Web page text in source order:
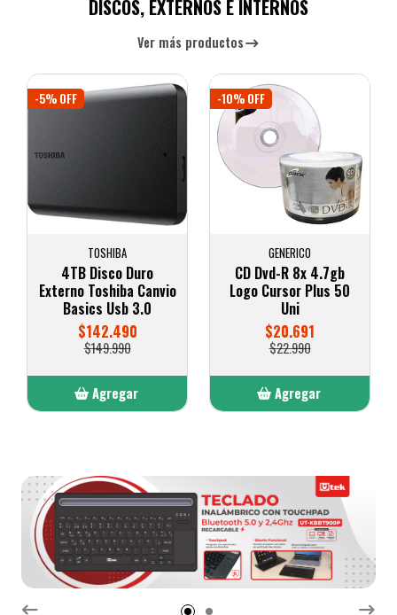
DISCOS, EXTERNOS E INTERNOS
Ver más productos
-5% OFF
TOSHIBA
4TB Disco Duro
Externo Toshiba Canvio
Basics Usb 3.0
$142.490
$149.990
Agregar
-10% OFF
GENERICO
CD Dvd-R 8x 4.7gb
Logo Cursor Plus 50
Uni
$20.691
$22.990
Agregar